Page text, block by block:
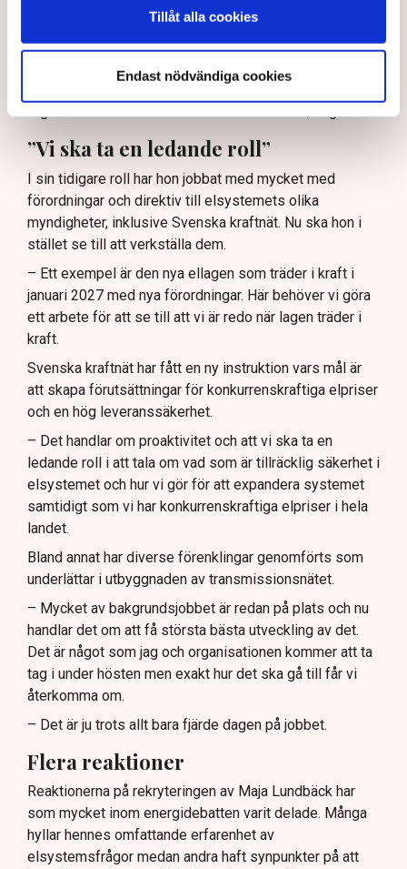
Tillåt alla cookies
Endast nödvändiga cookies
– Driften och att förbereda sig för vintern är ju förstås
alltid en prioriterad fråga. Det kan ju komma att bli olika
– Inledningsvis kommer jag vara mycket ute i
”Vi ska ta en ledande roll”
I sin tidigare roll har hon jobbat med mycket med
förordningar och direktiv till elsystemets olika
myndigheter, inklusive Svenska kraftnät. Nu ska hon i
stället se till att verkställa dem.
– Ett exempel är den nya ellagen som träder i kraft i
januari 2027 med nya förordningar. Här behöver vi göra
ett arbete för att se till att vi är redo när lagen träder i
kraft.
Svenska kraftnät har fått en ny instruktion vars mål är
att skapa förutsättningar för konkurrenskraftiga elpriser
och en hög leveranssäkerhet.
– Det handlar om proaktivitet och att vi ska ta en
ledande roll i att tala om vad som är tillräcklig säkerhet i
elsystemet och hur vi gör för att expandera systemet
samtidigt som vi har konkurrenskraftiga elpriser i hela
landet.
Bland annat har diverse förenklingar genomförts som
underlättar i utbyggnaden av transmissionsnätet.
– Mycket av bakgrundsjobbet är redan på plats och nu
handlar det om att få största bästa utveckling av det.
Det är något som jag och organisationen kommer att ta
tag i under hösten men exakt hur det ska gå till får vi
återkomma om.
– Det är ju trots allt bara fjärde dagen på jobbet.
Flera reaktioner
Reaktionerna på rekryteringen av Maja Lundbäck har
som mycket inom energidebatten varit delade. Många
hyllar hennes omfattande erfarenhet av
elsystemsfrågor medan andra haft synpunkter på att